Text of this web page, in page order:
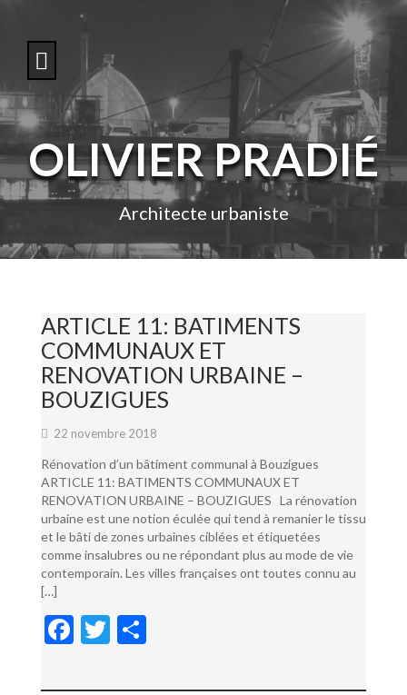
o
c
n
e
OLIVIER PRADIÉ
Architecte urbaniste
ARTICLE 11: BATIMENTS
COMMUNAUX ET
RENOVATION URBAINE –
BOUZIGUES
22 novembre 2018
Rénovation d’un bâtiment communal à Bouzigues
ARTICLE 11: BATIMENTS COMMUNAUX ET
RENOVATION URBAINE – BOUZIGUES La rénovation
urbaine est une notion éculée qui tend à remanier le tissu
et le bâti de zones urbaines ciblées et étiquetées
comme insalubres ou ne répondant plus au mode de vie
contemporain. Les villes françaises ont toutes connu au
[…]
F
e
T
itt ta